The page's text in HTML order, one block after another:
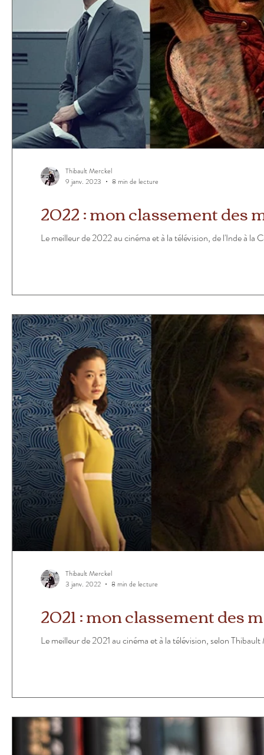
2022 : mon classement des
Le meilleur de 2022 au cinéma et à la télévision, de l'Inde à la
Thibault Merckel
9 janv. 2023
8 min de lecture
2021 : mon classement des
Le meilleur de 2021 au cinéma et à la télévision, selon
Thibault Merckel
3 janv. 2022
8 min de lecture